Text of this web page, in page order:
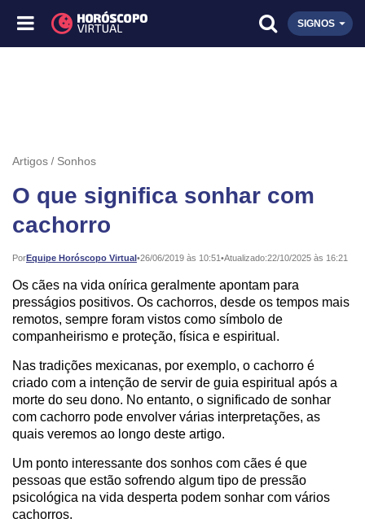
SIGNOS
Artigos Sonhos
O que significa sonhar com
cachorro
PorEquipe Horóscopo Virtual•
Publicado: 26/06/2019 às 10:51•Atualizado:22/10/2025 às 16:21
Os cães na vida onírica geralmente apontam para
presságios positivos. Os cachorros, desde os tempos mais
remotos, sempre foram vistos como símbolo de
companheirismo e proteção, física e espiritual.
Nas tradições mexicanas, por exemplo, o cachorro é
criado com a intenção de servir de guia espiritual após a
morte do seu dono. No entanto, o significado de sonhar
com cachorro pode envolver várias interpretações, as
quais veremos ao longo deste artigo.
Um ponto interessante dos sonhos com cães é que
pessoas que estão sofrendo algum tipo de pressão
psicológica na vida desperta podem sonhar com vários
cachorros.